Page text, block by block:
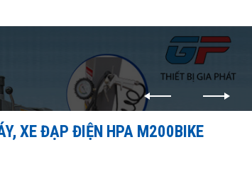
XE ĐẠP ĐIỆN HPA M200BIKE